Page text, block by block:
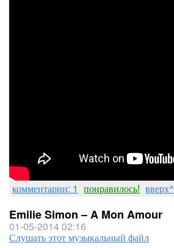
комментарии: 1 понравилось! вверх^
Emilie Simon – A Mon Amour
01-05-2014 02:16
Слушать этот музыкальный файл